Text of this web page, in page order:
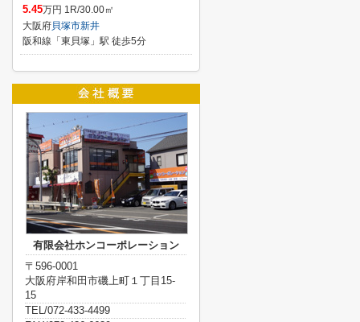
5.45万円 1R/30.00㎡
大阪府貝塚市新井
阪和線「東貝塚」駅 徒歩5分
有限会社ホンコーポレーション
〒596-0001
大阪府岸和田市磯上町１丁目15-
15
TEL/072-433-4499